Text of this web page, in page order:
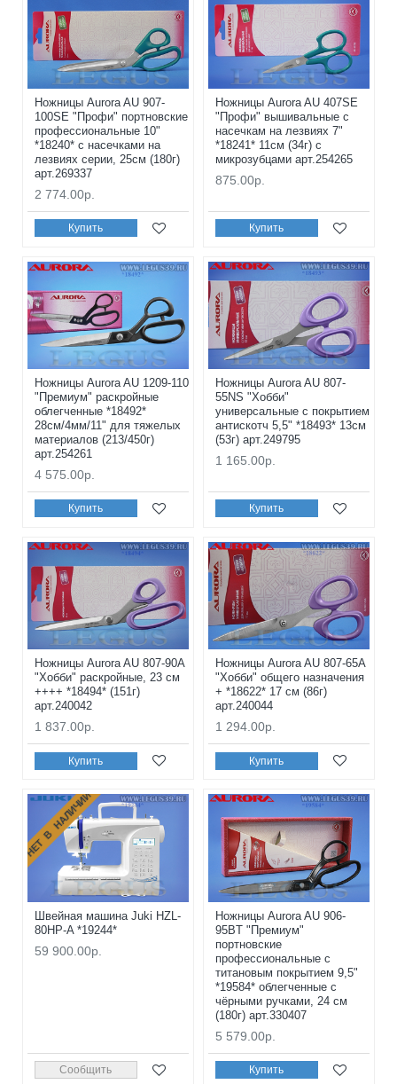
Ножницы Aurora AU 907-
100SE "Профи" портновские
профессиональные 10"
*18240* с насечками на
лезвиях серии, 25см (180г)
арт.269337
2 774.00р.
Купить
Ножницы Aurora AU 407SE
"Профи" вышивальные с
насечкам на лезвиях 7"
*18241* 11см (34г) с
микрозубцами арт.254265
875.00р.
Купить
Ножницы Aurora AU 1209-110
"Премиум" раскройные
облегченные *18492*
28см/4мм/11" для тяжелых
материалов (213/450г)
арт.254261
4 575.00р.
Купить
Ножницы Aurora AU 807-
55NS "Хобби"
универсальные с покрытием
антискотч 5,5" *18493* 13см
(53г) арт.249795
1 165.00р.
Купить
Ножницы Aurora AU 807-90A
"Хобби" раскройные, 23 см
++++ *18494* (151г)
арт.240042
1 837.00р.
Купить
Ножницы Aurora AU 807-65A
"Хобби" общего назначения
+ *18622* 17 см (86г)
арт.240044
1 294.00р.
Купить
НЕТ В НАЛИЧИИ
Швейная машина Juki HZL-
80HP-A *19244*
59 900.00р.
Сообщить
Ножницы Aurora AU 906-
95BT "Премиум"
портновские
профессиональные с
титановым покрытием 9,5"
*19584* облегченные с
чёрными ручками, 24 см
(180г) арт.330407
5 579.00р.
Купить